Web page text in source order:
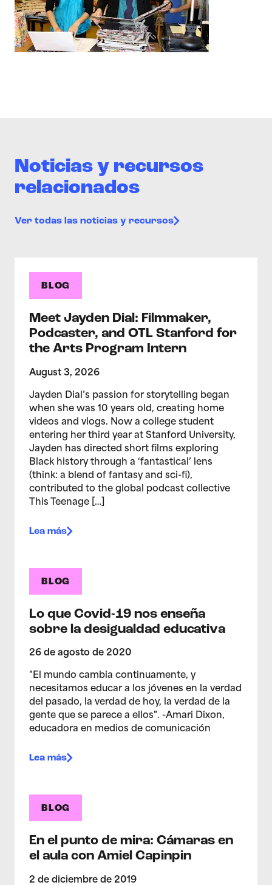
Noticias y recursos
relacionados
Ver todas las noticias y recursos
BLOG
Meet Jayden Dial: Filmmaker,
Podcaster, and OTL Stanford for
the Arts Program Intern
August 3, 2026
Jayden Dial’s passion for storytelling began
when she was 10 years old, creating home
videos and vlogs. Now a college student
entering her third year at Stanford University,
Jayden has directed short films exploring
Black history through a ‘fantastical’ lens
(think: a blend of fantasy and sci-fi),
contributed to the global podcast collective
This Teenage […]
Lea más
BLOG
Lo que Covid-19 nos enseña
sobre la desigualdad educativa
26 de agosto de 2020
"El mundo cambia continuamente, y
necesitamos educar a los jóvenes en la verdad
del pasado, la verdad de hoy, la verdad de la
gente que se parece a ellos". -Amari Dixon,
educadora en medios de comunicación
Lea más
BLOG
En el punto de mira: Cámaras en
el aula con Amiel Capinpin
2 de diciembre de 2019